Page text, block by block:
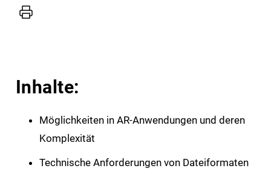
Inhalte:
Möglichkeiten in AR-Anwendungen und deren
Komplexität
Technische Anforderungen von Dateiformaten